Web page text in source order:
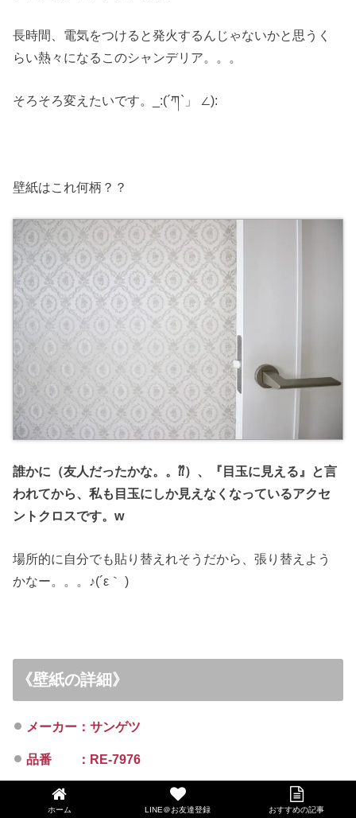
長時間、電気をつけると発火するんじゃないかと思うく
らい熱々になるこのシャンデリア。。。
そろそろ変えたいです。_:(´ཀ`」 ∠):
壁紙はこれ何柄？？
誰かに（友人だったかな。。⁇）、『目玉に見える』と言
われてから、私も目玉にしか見えなくなっているアクセ
ントクロスです。w
場所的に自分でも貼り替えれそうだから、張り替えよう
かなー。。。♪(´ε｀ )
《壁紙の詳細》
メーカー：サンゲツ
品番 ：RE-7976
ホーム LINE＠お友達登録 おすすめの記事
LINE@